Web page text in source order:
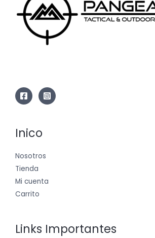
Inico
Nosotros
Tienda
Mi cuenta
Carrito
Links Importantes